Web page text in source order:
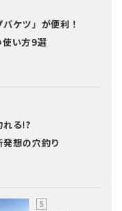
ケツ」が便利！
い方9選
れる!?
想の穴釣り